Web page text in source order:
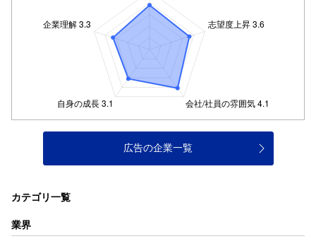
広告の企業一覧
カテゴリ一覧
業界